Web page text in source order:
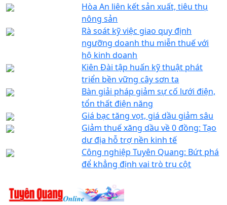
Hòa An liên kết sản xuất, tiêu thụ
nông sản
Rà soát kỹ việc giao quy định
ngưỡng doanh thu miễn thuế với
hộ kinh doanh
Kiên Đài tập huấn kỹ thuật phát
triển bền vững cây sơn ta
Bàn giải pháp giảm sự cố lưới điện,
tổn thất điện năng
Giá bạc tăng vọt, giá dầu giảm sâu
Giảm thuế xăng dầu về 0 đồng: Tạo
dư địa hỗ trợ nền kinh tế
Công nghiệp Tuyên Quang: Bứt phá
để khẳng định vai trò trụ cột